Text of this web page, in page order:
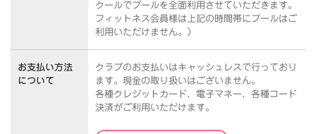
クールでプールを全面利用させていただきます。
フィットネス会員様は上記の時間帯にプールはご
利用いただけません。）
お支払い方法
について
クラブのお支払いはキャッシュレスで行っており
ます。 現金の取り扱いはございません。
各種クレジットカード、電子マネー、各種コード
決済がご利用いただけます。